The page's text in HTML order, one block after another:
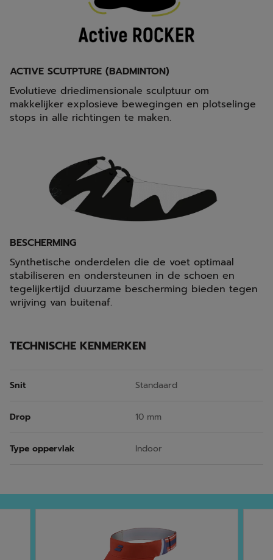
ACTIVE SCUTPTURE (BADMINTON)
Evolutieve driedimensionale sculptuur om
makkelijker explosieve bewegingen en plotselinge
stops in alle richtingen te maken.
BESCHERMING
Synthetische onderdelen die de voet optimaal
stabiliseren en ondersteunen in de schoen en
tegelijkertijd duurzame bescherming bieden tegen
wrijving van buitenaf.
TECHNISCHE KENMERKEN
Snit Standaard
Drop 10 mm
Type oppervlak Indoor